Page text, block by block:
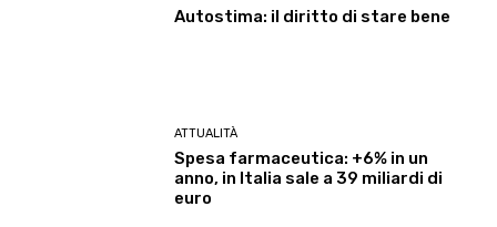
Autostima: il diritto di stare bene
ATTUALITÀ
Spesa farmaceutica: +6% in un
anno, in Italia sale a 39 miliardi di
euro